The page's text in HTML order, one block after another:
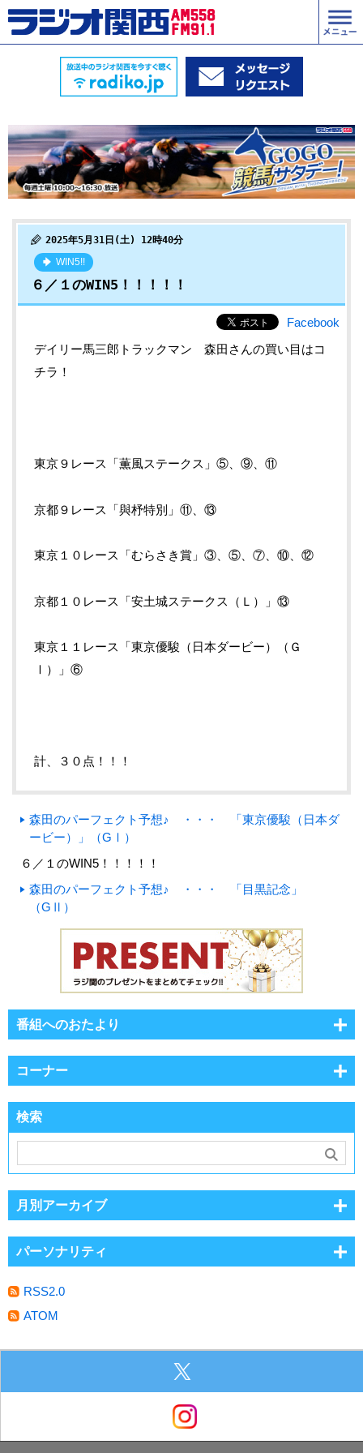
2025年5月31日(土) 12時40分
WIN5!!
６／１のWIN5！！！！！
Facebook
デイリー馬三郎トラックマン 森田 さんの買い目はコ
チラ！
東京９レース「薫風ステークス」⑤、⑨、⑪
京都９レース「與杼特別」⑪、⑬
東京１０レース「むらさき賞」③、⑤、⑦、⑩、⑫
京都１０レース「安土城ステークス（Ｌ）」⑬
東京１１レース「東京優駿（日本ダービー）（Ｇ
Ⅰ）」⑥
計、３０点！！！
森田のパーフェクト予想♪ ・・・ 「東京優駿（日本ダ
ービー）」（GⅠ）
６／１のWIN5！！！！！
森田のパーフェクト予想♪ ・・・ 「目黒記念」
（GⅡ）
番組へのおたより
コーナー
検索
月別アーカイブ
パーソナリティ
RSS2.0
ATOM